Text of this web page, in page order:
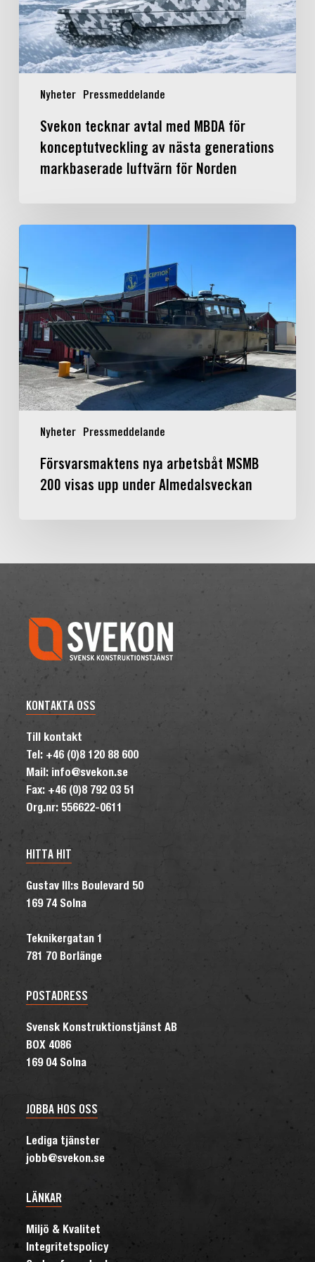
Nyheter Pressmeddelande
av
nästa
generations
markbaserade
luftvärn
NordenSvekon tecknar avtal med MBDA för
konceptutveckling av nästa generations
markbaserade luftvärn för Norden
Nyheter Pressmeddelande
arbetsbåt
MSMB
200
visas
upp
under
Almedalsveckan
Försvarsmaktens nya arbetsbåt MSMB
200 visas upp under Almedalsveckan
KONTAKTA OSS
Till kontakt
Tel: +46 (0)8 120 88 600
Mail: info@svekon.se
Fax: +46 (0)8 792 03 51
Org.nr: 556622-0611
HITTA HIT
Gustav III:s Boulevard 50
169 74 Solna
Teknikergatan 1
781 70 Borlänge
POSTADRESS
Svensk Konstruktionstjänst AB
BOX 4086
169 04 Solna
JOBBA HOS OSS
Lediga tjänster
jobb@svekon.se
LÄNKAR
Miljö & Kvalitet
Integritetspolicy